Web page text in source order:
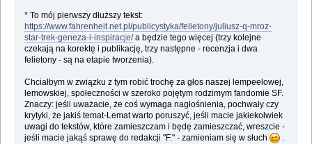
* To mój pierwszy dłuższy tekst:
https://www.fahrenheit.net.pl/publicystyka/felietony/juliusz-q-mroz-
star-trek-geneza-i-inspiracje/a będzie tego więcej (trzy kolejne
czekają na korektę i publikację, trzy następne - recenzja i dwa
felietony - są na etapie tworzenia).
Chciałbym w związku z tym robić trochę za głos naszej lempeelowej,
lemowskiej, społeczności w szeroko pojętym rodzimym fandomie SF.
Znaczy: jeśli uważacie, że coś wymaga nagłośnienia, pochwały czy
krytyki, że jakiś temat-Lemat warto poruszyć, jeśli macie jakiekolwiek
uwagi do tekstów, które zamieszczam i będę zamieszczać, wreszcie -
jeśli macie jakąś sprawę do redakcji "F." - zamieniam się w słuch
.